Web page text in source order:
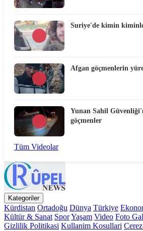
Suriye'de kimin kiminle
Afgan göçmenlerin
Yunan Sahil
göçmenler
Tüm Videolar
Kategoriler
Kürdistan Ortadoğu Dünya Türkiye
Kültür & Sanat SporYaşam Video Foto
Gizlilik Politikasi Kullanim Kosullari